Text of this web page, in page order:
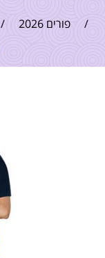
/ פורים 2026 /